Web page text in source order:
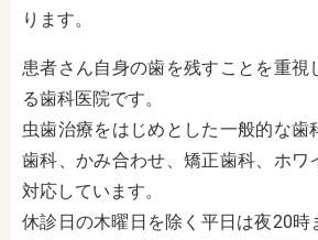
ります。
患者さん自身の歯を残すことを重視
る歯科医院です。
虫歯治療をはじめとした一般的な歯
歯科、かみ合わせ、矯正歯科、ホワ
対応しています。
休診日の木曜日を除く平日は夜20時